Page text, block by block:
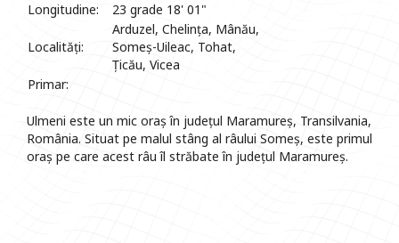
Longitudine:
23 grade 18' 01"
Localități:
Arduzel, Chelința, Mânău,
Someș-Uileac, Tohat,
Țicău, Vicea
Primar:
Ulmeni este un mic oraș în județul Maramureș, Transilvania,
România. Situat pe malul stâng al râului Someș, este primul
oraș pe care acest râu îl străbate în județul Maramureș.